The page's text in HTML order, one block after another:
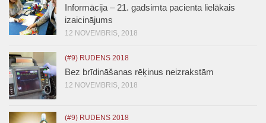
Informācija – 21. gadsimta pacienta lielākais
izaicinājums
12 NOVEMBRIS, 2018
(#9) RUDENS 2018
Bez brīdināšanas rēķinus neizrakstām
12 NOVEMBRIS, 2018
(#9) RUDENS 2018